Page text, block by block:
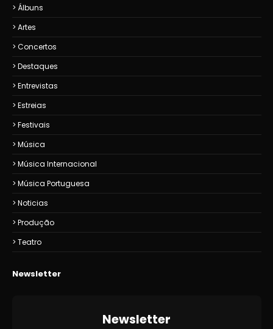
Álbuns
Artes
Concertos
Destaques
Entrevistas
Estreias
Festivais
Música
Música Internacional
Música Portuguesa
Noticias
Produção
Teatro
Newsletter
Newsletter